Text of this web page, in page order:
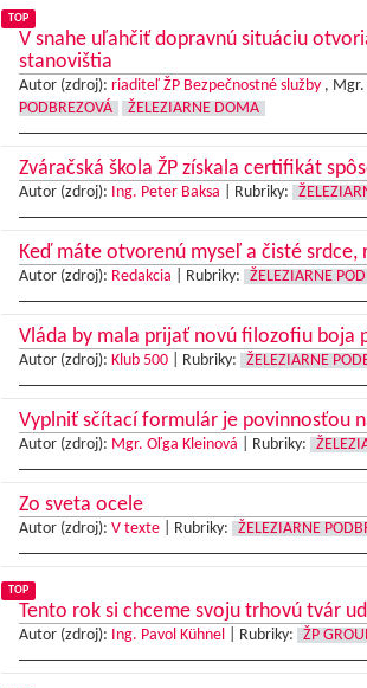
TOP
V snahe uľahčiť dopravnú situáciu
stanovištia
Autor (zdroj): riaditeľ ŽP Bezpečnostné služby, Mgr.
PODBREZOVÁ
ŽELEZIARNE DOMA
Zváračská škola ŽP získala certifikát
Autor (zdroj): Ing. Peter Baksa Rubriky:
Keď máte otvorenú myseľ a čisté
Autor (zdroj): Redakcia Rubriky: ŽELEZIARNE
Vláda by mala prijať novú filozofiu boja
Autor (zdroj): Klub 500| Rubriky: ŽELEZIARNE
Vyplniť sčítací formulár je povinnosťou
Autor (zdroj): Mgr. Oľga Kleinová Rubriky:
Zo sveta ocele
Autor (zdroj): V texte| Rubriky: ŽELEZIARNE
TOP
Tento rok si chceme svoju trhovú tvár
Autor (zdroj): Ing. Pavol Kühnel Rubriky: ŽP